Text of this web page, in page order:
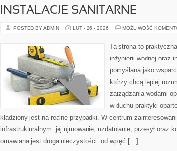
INSTALACJE SANITARNE
POSTED BY ADMIN LUT - 26 - 2026 MOŻLIWOŚĆ
Ta strona to
inżynierii wodnej oraz
pomyślana jako
którzy chcą lepiej
zarządzania wodami
w duchu praktyki
kładziony jest na realne przypadki. W centrum
infrastrukturalnym: jej ujmowanie, uzdatnianie, przesył oraz
omawiana jest droga nieczystości: od wpięć […]